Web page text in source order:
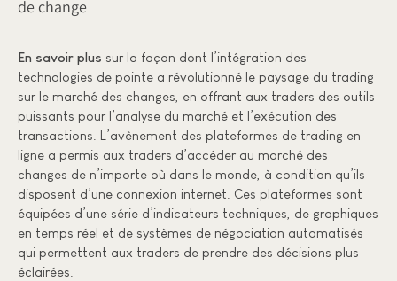
de change
En savoir plus sur la façon dont l’intégration des
technologies de pointe a révolutionné le paysage du trading
sur le marché des changes, en offrant aux traders des outils
puissants pour l’analyse du marché et l’exécution des
transactions. L’avènement des plateformes de trading en
ligne a permis aux traders d’accéder au marché des
changes de n’importe où dans le monde, à condition qu’ils
disposent d’une connexion internet. Ces plateformes sont
équipées d’une série d’indicateurs techniques, de graphiques
en temps réel et de systèmes de négociation automatisés
qui permettent aux traders de prendre des décisions plus
éclairées.